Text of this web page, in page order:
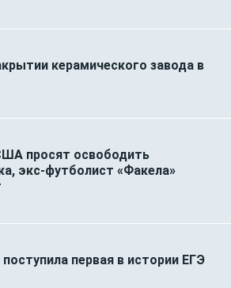
керамического завода в
просят освободить
экс-футболист «Факела»
первая в истории ЕГЭ